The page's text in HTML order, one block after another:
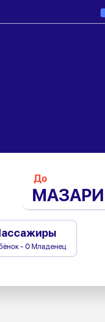
До
- 0 Младенец